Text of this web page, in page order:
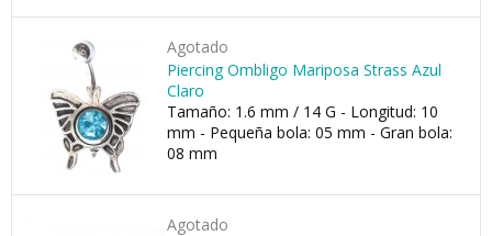
Agotado
Piercing Ombligo Mariposa Strass Azul
Claro
Tamaño: 1.6 mm / 14 G - Longitud: 10
mm - Pequeña bola: 05 mm - Gran bola:
08 mm
Agotado